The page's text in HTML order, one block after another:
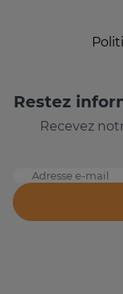
Restez
Recevez
Adresse e-mail